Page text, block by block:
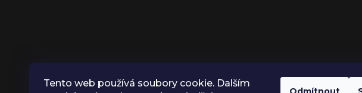
Tento web používá soubory cookie. Dalším